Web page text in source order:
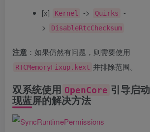
[x] Kernel -> Quirks
-
>
DisableRtcChecksum
注意 ：如果仍然有问题，则需要使用
RTCMemoryFixup.kext 并排除范围。
双系统使用 OpenCore 引导启动
现蓝屏的解决方法